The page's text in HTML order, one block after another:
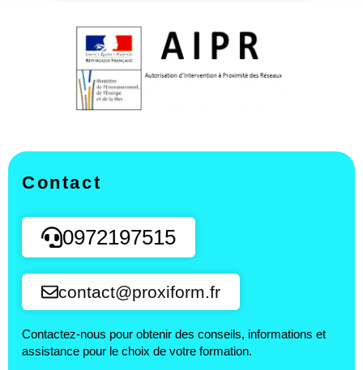
Contact
0972197515
contact@proxiform.fr
Contactez-nous pour obtenir des conseils, informations et
assistance pour le choix de votre formation.